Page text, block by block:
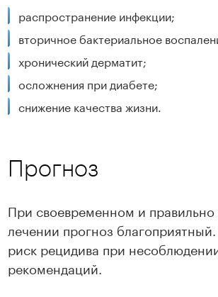
распространение инфекции;
вторичное бактериальное
хронический дерматит;
осложнения при диабете;
снижение качества жизни.
Прогноз
При своевременном и
лечении прогноз
риск рецидива при
рекомендаций.